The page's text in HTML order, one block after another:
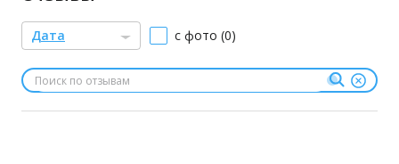
Дата с фото (0)